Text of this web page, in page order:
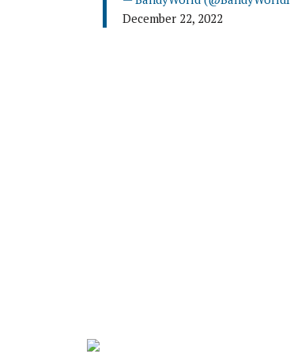
December 22, 2022